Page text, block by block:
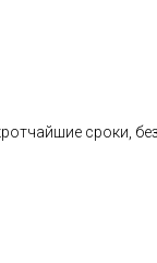
сроки,